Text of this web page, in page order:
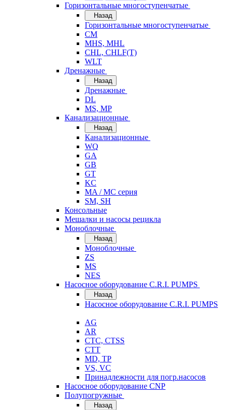
Горизонтальные многоступенчатые
Назад
Горизонтальные многоступенчатые
CM
MHS, MHL
CHL, CHLF(T)
WLT
Дренажные
Назад
Дренажные
DL
MS, MP
Канализационные
Назад
Канализационные
WQ
GA
GB
GT
KC
MA / MC серия
SM, SH
Консольные
Мешалки и насосы рецикла
Моноблочные
Назад
Моноблочные
ZS
MS
NES
Насосное оборудование C.R.I. PUMPS
Назад
Насосное оборудование C.R.I. PUMPS
AG
AR
CTC, CTSS
CTT
MD, TP
VS, VC
Принадлежности для погр.насосов
Насосное оборудование CNP
Полупогружные
Назад